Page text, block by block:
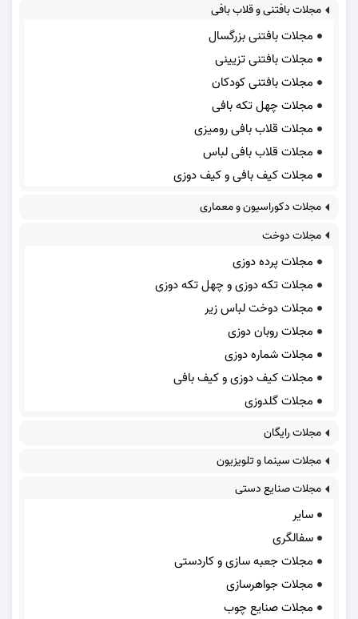
مجلات بافتنی و قلاب بافی
مجلات بافتنی بزرگسال
مجلات بافتنی تزیینی
مجلات بافتنی کودکان
مجلات چهل تکه بافی
مجلات قلاب بافی رومیزی
مجلات قلاب بافی لباس
مجلات کیف بافی و کیف دوزی
مجلات دکوراسیون و معماری
مجلات دوخت
مجلات پرده دوزی
مجلات تکه دوزی و چهل تکه دوزی
مجلات دوخت لباس زیر
مجلات روبان دوزی
مجلات شماره دوزی
مجلات کیف دوزی و کیف بافی
مجلات گلدوزی
مجلات رایگان
مجلات سینما و تلویزیون
مجلات صنایع دستی
سایر
سفالگری
مجلات جعبه سازی و کاردستی
مجلات جواهرسازی
مجلات صنایع چوب